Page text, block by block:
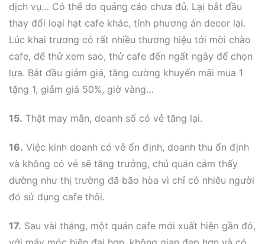
dịch vụ… Có thể do quảng cáo chưa đủ. Lại bắt đầu
thay đổi loại hạt cafe khác, tính phương án decor lại.
Lúc khai trương có rất nhiều thương hiệu tới mời chào
cafe, để thử xem sao, thử cafe đến ngất ngây để chọn
lựa. Bắt đầu giảm giá, tăng cường khuyến mãi mua 1
tặng 1, giảm giá 50%, giờ vàng…
15. Thật may mắn, doanh số có vẻ tăng lại.
16. Việc kinh doanh có vẻ ổn định, doanh thu ổn định
và không có vẻ sẽ tăng trưởng, chủ quán cảm thấy
dường như thị trường đã bão hòa vì chỉ có nhiêu người
đó sử dụng cafe thôi.
17. Sau vài tháng, một quán cafe mới xuất hiện gần đó,